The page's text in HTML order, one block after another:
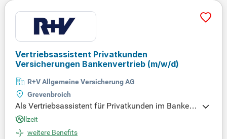
Vertriebsassistent Privatkunden
Versicherungen Bankenvertrieb (m/w/d)
R+V Allgemeine Versicherung AG
Grevenbroich
Als Vertriebsassistent für Privatkunden im Banken
vertrieb (m/w/d) in den Regionen Bergheim, Horre
m und Grevenbroich bist du die direkte Anlaufstelle
Vollzeit
weitere Benefits